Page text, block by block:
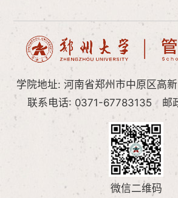
学院地址: 河南省郑州市中原区高
联系电话: 0371-67783135
邮
微信二维码